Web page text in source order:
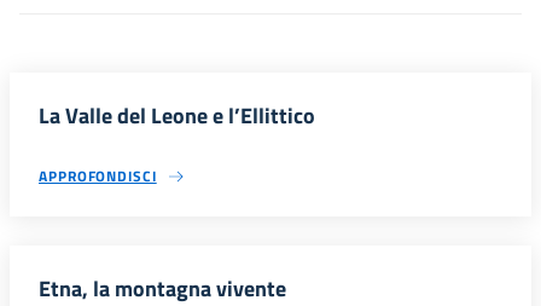
La Valle del Leone e l’Ellittico
APPROFONDISCI
Etna, la montagna vivente